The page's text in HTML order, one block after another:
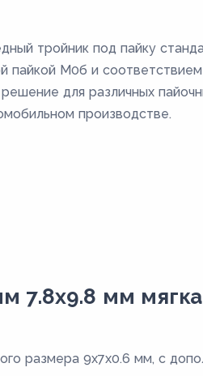
тройник под пайку
пайкой М0б и
для различных
производстве.
7.8х9.8 мм
размера 9х7х0.6 мм, с